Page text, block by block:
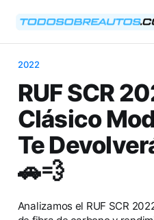
2022
RUF SCR
Clásico
Te
🚗💨
Analizamos el RUF SCR